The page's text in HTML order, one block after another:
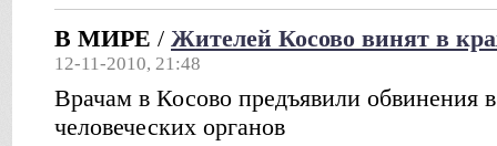
В МИРЕ / Жителей Косово винят в
12-11-2010, 21:48
Врачам в Косово предъявили обвинения
человеческих органов